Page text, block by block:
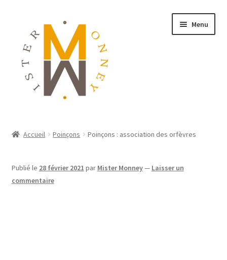
Menu
Accueil Poinçons Poinçons : association des orfèvres
Publié le 28 février 2021 par Mister Monney— Laisser un
commentaire